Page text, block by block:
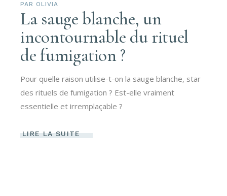
PAR OLIVIA
La sauge blanche, un
incontournable du rituel
de fumigation ?
Pour quelle raison utilise-t-on la sauge blanche, star
des rituels de fumigation ? Est-elle vraiment
essentielle et irremplaçable ?
LIRE LA SUITE